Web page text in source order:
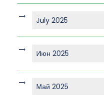
July 2025
Июн 2025
Май 2025